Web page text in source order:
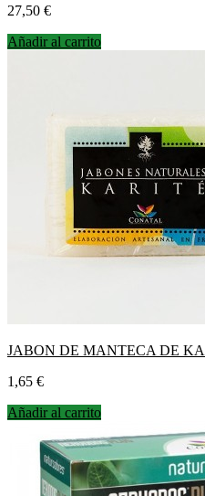
Precio
27,50 €
Añadir al carrito
JABON DE MANTECA DE
Precio
1,65 €
Añadir al carrito